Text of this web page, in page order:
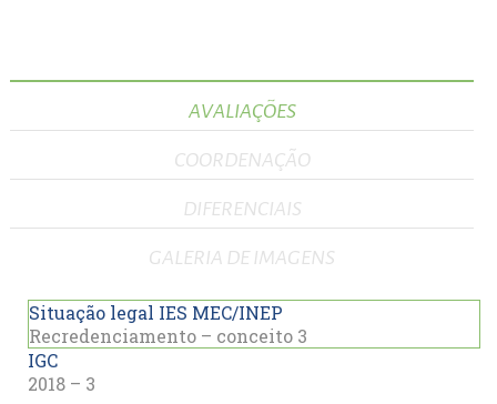
AVALIAÇÕES
COORDENAÇÃO
DIFERENCIAIS
GALERIA DE IMAGENS
Situação legal IES MEC/INEP
Recredenciamento – conceito 3
IGC
2018 – 3